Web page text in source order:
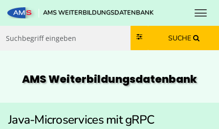
Zum Inhalt springen
Zum Navmenü springen
Zur Suche springen
Zur Footer springen
AMS WEITERBILDUNGSDATENBANK
SUCHE
AMS Weiterbildungs­datenbank
Java-Microservices mit gRPC